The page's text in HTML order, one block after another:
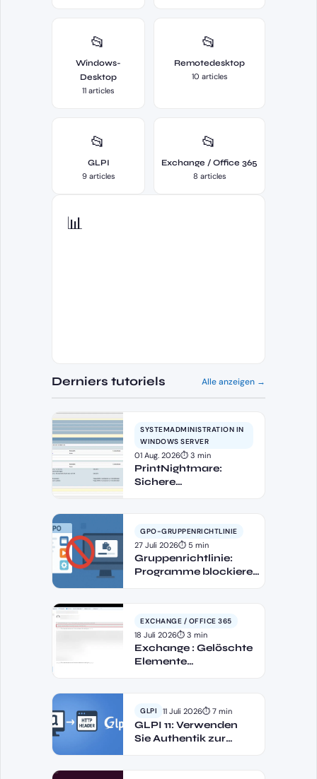
📂
Windows-
Desktop
11 articles
📂
Remotedesktop
10 articles
📂
GLPI
9 articles
📂
Exchange / Office 365
8 articles
📊
Derniers tutoriels Alle anzeigen →
SYSTEMADMINISTRATION IN
WINDOWS SERVER
01 Aug. 2026⏱ 3 min
PrintNightmare:
Sichere
GPO-GRUPPENRICHTLINIE
27 Juli 2026⏱ 5 min
Gruppenrichtlinie:
Programme blockieren
Softwarebeschränkung
EXCHANGE / OFFICE 365
18 Juli 2026⏱ 3 min
Exchange : Gelöschte
Elemente
GLPI 11 Juli 2026⏱ 7 min
GLPI 11: Verwenden
Sie Authentik zur